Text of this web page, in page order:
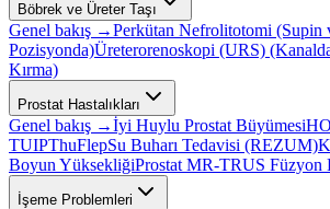
Böbrek ve Üreter Taşı
Genel bakış →Perkütan Nefrolitotomi (Supin
Pozisyonda)Üreterorenoskopi (URS)
Kırma)
Prostat Hastalıkları
Genel bakış →İyi Huylu Prostat Büyümesi
TUIPThuFlepSu Buharı Tedavisi (REZUM)
Boyun YüksekliğiProstat MR-TRUS Füzyon
İşeme Problemleri